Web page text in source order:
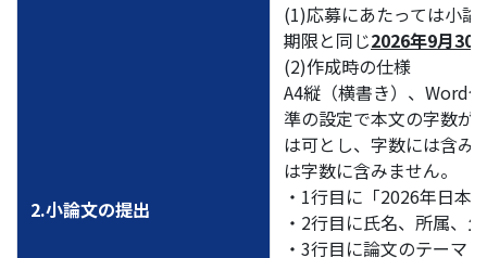
2.小論文の提出
(1)応募にあたっては小
期限と同じ2026年9月30
(2)作成時の仕様
A4縦（横書き）、Word
準の設定で本文の字数が
は可とし、字数には含み
は字数に含みません。
・1行目に「2026年日本
・2行目に氏名、所属、
・3行目に論文のテーマ